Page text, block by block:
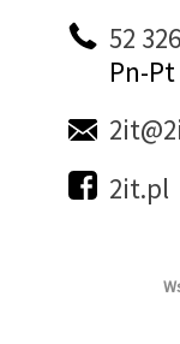
52
Pn-Pt
2it.pl